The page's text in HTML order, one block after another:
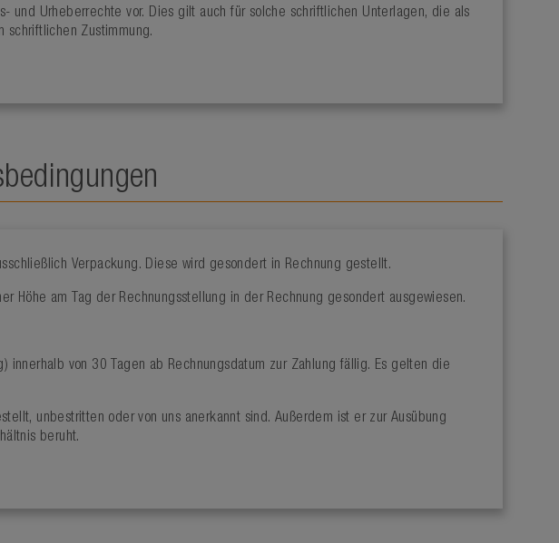
und Urheberrechte vor. Dies gilt auch für solche schriftlichen Unterlagen, die als
schriftlichen Zustimmung.
Verpackung. Diese wird gesondert in Rechnung gestellt.
am Tag der Rechnungsstellung in der Rechnung gesondert ausgewiesen.
von 30 Tagen ab Rechnungsdatum zur Zahlung fällig. Es gelten die
unbestritten oder von uns anerkannt sind. Außerdem ist er zur Ausübung
beruht.